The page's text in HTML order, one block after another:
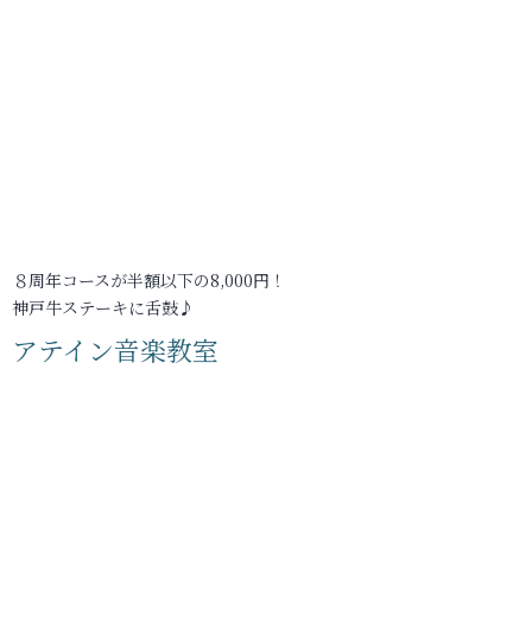
８周年コースが半額以下の8,000円！
神戸牛ステーキに舌鼓♪
アテイン音楽教室